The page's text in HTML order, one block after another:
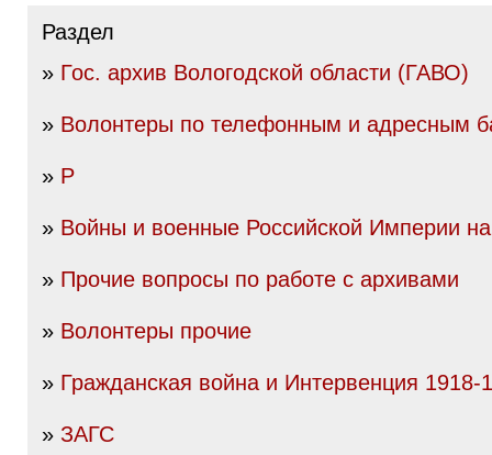
Раздел
» Гос. архив Вологодской области (ГАВО)
» Волонтеры по телефонным и адресным
» Р
» Войны и военные Российской Империи
» Прочие вопросы по работе с архивами
» Волонтеры прочие
» Гражданская война и Интервенция 1918-
» ЗАГС